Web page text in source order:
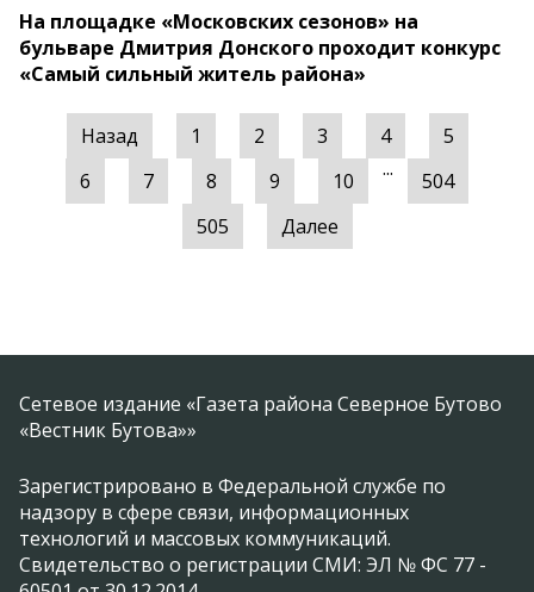
На площадке «Московских сезонов» на
бульваре Дмитрия Донского проходит конкурс
«Самый сильный житель района»
Назад 1 2 3 4
5
6
7 8 9 10 ...
504
505
Далее
Сетевое издание «Газета района Северное Бутово
«Вестник Бутова»»
Зарегистрировано в Федеральной службе по
надзору в сфере связи, информационных
технологий и массовых коммуникаций.
Свидетельство о регистрации СМИ: ЭЛ № ФС 77 -